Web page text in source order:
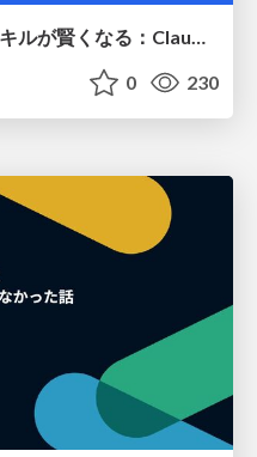
修正PRを食べてレビュースキルが賢くなる：Claude Codeによる自己改善サイクル
0 230